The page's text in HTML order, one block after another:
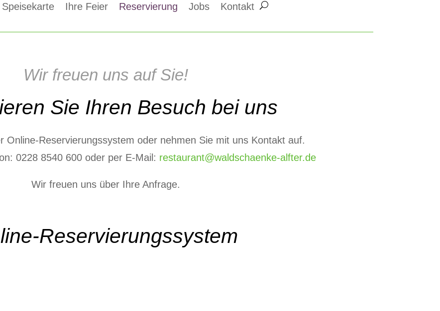
Speisekarte Ihre Feier Reservierung Jobs Kontakt
Wir freuen uns auf Sie!
Sie Ihren Besuch bei uns
Online-Reservierungssystem oder nehmen Sie mit uns Kontakt auf.
0228 8540 600 oder per E-Mail: restaurant@waldschaenke-alfter.de
Wir freuen uns über Ihre Anfrage.
Reservierungssystem